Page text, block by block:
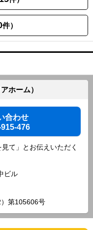
件）
ホーム）
合わせ
476
て」とお伝えいただく
ビル
第105606号